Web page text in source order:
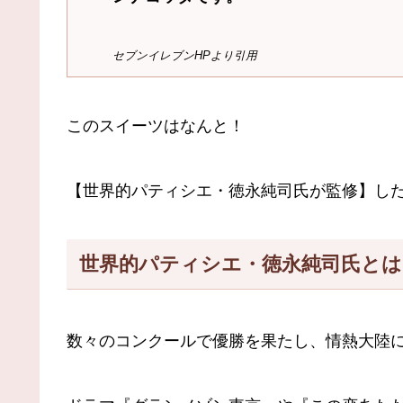
セブンイレブンHPより引用
このスイーツはなんと！
【世界的パティシエ・徳永純司氏が監修】し
世界的パティシエ・徳永純司氏と
数々のコンクールで優勝を果たし、情熱大陸